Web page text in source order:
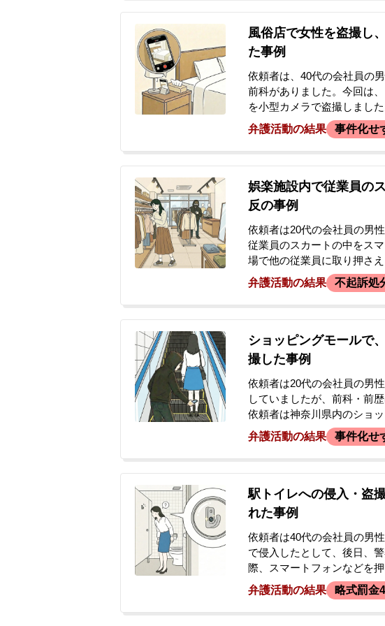
れました。会社の上司が身
細は伝えていませんでした
談によって事件を解決した
来られました。
風俗店で女性を盗撮し
た事例
依頼者は、40代の会社員の
前科がありました。今回は
を小型カメラで盗撮しまし
を発見されてしまい、店側
官が臨場し、依頼者は警察
メラなどを押収されたもの
ました。前科があることか
いて相談するため、当事務
弁護活動の結果 事件化せ
娯楽施設内で従業員の
反の事例
依頼者は20代の会社員の男
従業員のスカートの中をス
場で他の従業員に取り押さ
れました。警察署では上申
トフォンは証拠品として押
歴はありませんでしたが、
今回の事件以外にも約30～
でした。在宅での捜査とな
れや、前科がつくことへの
を依頼されました。
弁護活動の結果 不起訴処
ショッピングモールで
撮した事例
依頼者は20代の会社員の男
していましたが、前科・前
依頼者は神奈川県内のショ
ーターで前に立っていた女
仕込んだカメラで盗撮しま
から声をかけられ、金銭を
現金50万円を支払うことで
盗撮の件で被害届が出され
強く不安を感じ、当事務所
弁護活動の結果 事件化せ
駅トイレへの侵入・盗
れた事例
依頼者は40代の会社員の男
で侵入したとして、後日、
際、スマートフォンなどを
ました。捜査の過程で、押
に自宅にホームステイして
を盗撮した動画も発覚しま
弁護活動の結果 略式罰金